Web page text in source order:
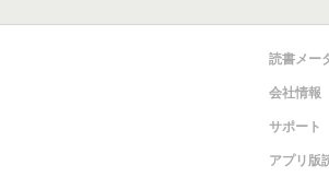
読書メー
会社情報
サポート
アプリ版